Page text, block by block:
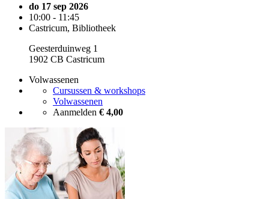
do 17 sep 2026
10:00 - 11:45
Castricum, Bibliotheek
Geesterduinweg 1
1902 CB Castricum
Volwassenen
Cursussen & workshops
Volwassenen
Aanmelden € 4,00